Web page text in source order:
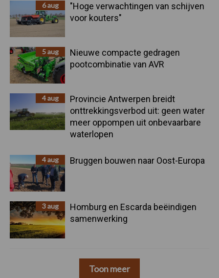
6 aug
"Hoge verwachtingen van schijven
voor kouters"
5 aug
Nieuwe compacte gedragen
pootcombinatie van AVR
4 aug
Provincie Antwerpen breidt
onttrekkingsverbod uit: geen water
meer oppompen uit onbevaarbare
waterlopen
4 aug Bruggen bouwen naar Oost-Europa
3 aug
Homburg en Escarda beëindigen
samenwerking
Toon meer